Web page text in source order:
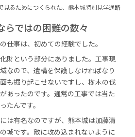
見るためにつくられた、 熊本城特別見学通路
らではの困難の数々
仕事は、初めての経験でした。
財という部分にありました。工事現
なので、遺構を保護しなければなり
も掘り起こせないですし、樹木の伐
あったのです。通常の工事では当た
たんです。
は有名なのですが、熊本城は加藤清
城です。敵に攻め込まれないように